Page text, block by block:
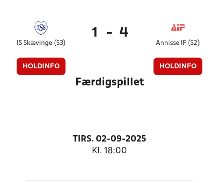
IS Skævinge (S3)
HOLDINFO
1 - 4
Annisse IF (S2)
HOLDINFO
Færdigspillet
TIRS. 02-09-2025
Kl. 18:00